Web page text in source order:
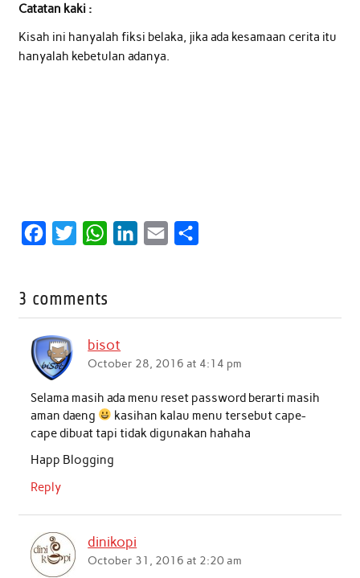
Catatan kaki :
Kisah ini hanyalah fiksi belaka, jika ada kesamaan cerita itu
hanyalah kebetulan adanya.
e
o
o
k
t
W
t
A
p
n
3 comments
bisot
October 28, 2016 at 4:14 pm
Selama masih ada menu reset password berarti masih
aman daeng
kasihan kalau menu tersebut cape-
cape dibuat tapi tidak digunakan hahaha
Happ Blogging
Reply
dinikopi
October 31, 2016 at 2:20 am